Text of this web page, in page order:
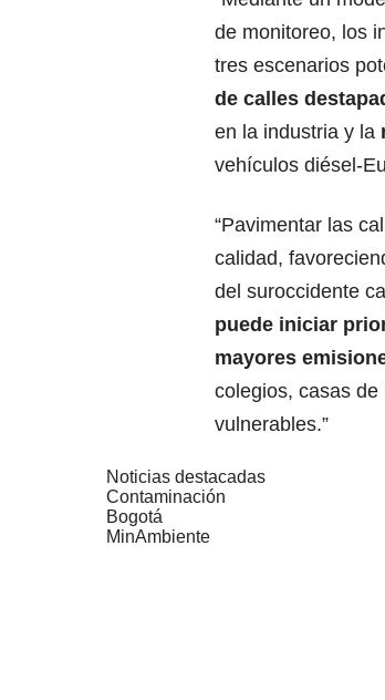
de monitoreo, los
tres escenarios
de calles
en la industria y la
vehículos diésel-
“Pavimentar las
calidad,
del suroccidente
puede iniciar
mayores
colegios, casas
vulnerables.”
Noticias destacadas
Contaminación
Bogotá
MinAmbiente